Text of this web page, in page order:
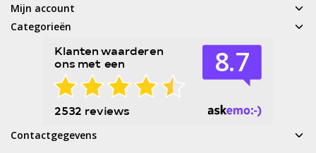
Mijn account
Categorieën
Contactgegevens